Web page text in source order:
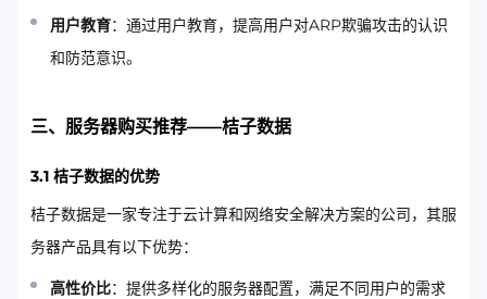
用户教育：通过用户教育，提高用户对ARP欺骗攻击的认识
和防范意识。
三、服务器购买推荐——桔子数据
3.1 桔子数据的优势
桔子数据是一家专注于云计算和网络安全解决方案的公司，其服
务器产品具有以下优势：
高性价比：提供多样化的服务器配置，满足不同用户的需求